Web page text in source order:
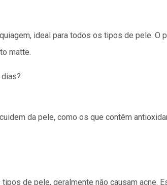
ideal para todos os tipos de pele. O
matte.
da pele, como os que contêm
de pele, geralmente não causam acne.